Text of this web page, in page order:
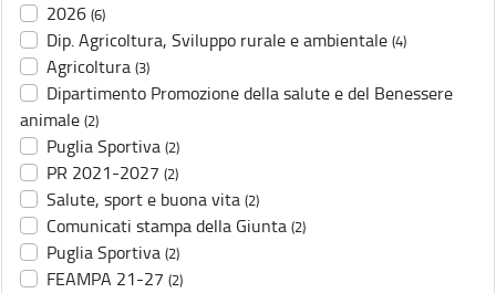
2026 (6)
Dip. Agricoltura, Sviluppo rurale e ambientale (4)
Agricoltura (3)
Dipartimento Promozione della salute e del Benessere
animale (2)
Puglia Sportiva (2)
PR 2021-2027 (2)
Salute, sport e buona vita (2)
Comunicati stampa della Giunta (2)
Puglia Sportiva (2)
FEAMPA 21-27 (2)